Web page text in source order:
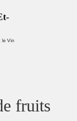
le Vin
fruits